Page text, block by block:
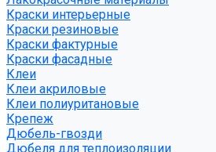
Краски интерьерные
Краски резиновые
Краски фактурные
Краски фасадные
Клеи
Клеи акриловые
Клеи полиуритановые
Крепеж
Дюбель-гвозди
Дюбеля для теплоизоляции